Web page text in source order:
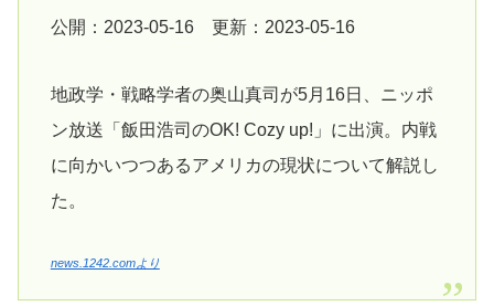
公開：2023-05-16 更新：2023-05-16
地政学・戦略学者の奥山真司が5月16日、ニッポ
ン放送「飯田浩司のOK! Cozy up!」に出演。内戦
に向かいつつあるアメリカの現状について解説し
た。
news.1242.comより